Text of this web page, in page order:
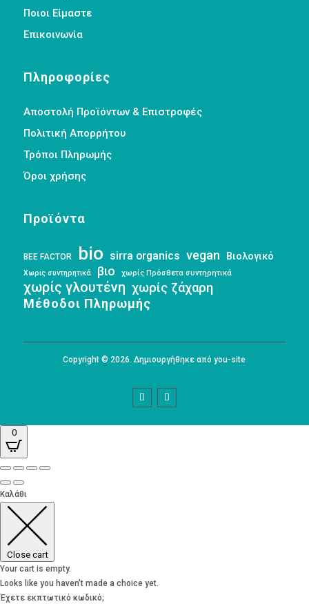
Ποιοι Είμαστε
Επικοινωνία
Πληροφορίες
Αποστολή Προϊόντων & Επιστροφές
Πολιτική Απορρήτου
Τρόποι Πληρωμής
Όροι χρήσης
Προϊόντα
BEE FACTOR bio sirra organics vegan Βιολογικό
Χωρις συντηρητικά βιο χωρίς Πρόσθετα συντηρητικά
χωρίς γλουτένη χωρίς ζάχαρη
Μέθοδοι Πληρωμής
Copyright © 2026. Δημιουργήθηκε από you-site
0
Καλάθι
Close cart
Your cart is empty.
Looks like you haven't made a choice yet.
Έχετε εκπτωτικό κωδικό;